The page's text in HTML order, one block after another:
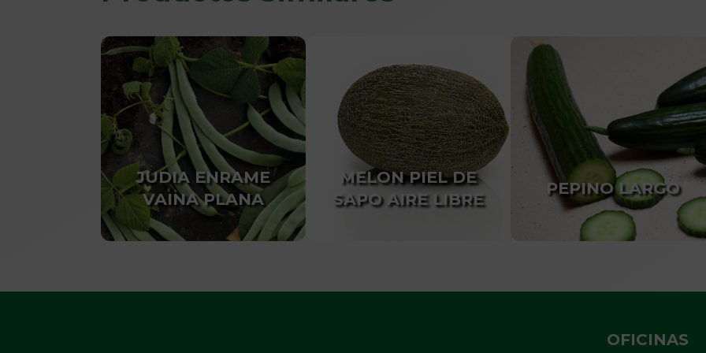
JUDIA ENRAME
VAINA PLANA
MELON PIEL DE
SAPO AIRE LIBRE
PEPINO LARGO
OFICINAS